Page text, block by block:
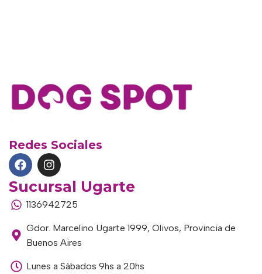
Redes Sociales
Sucursal Ugarte
1136942725
Gdor. Marcelino Ugarte 1999, Olivos, Provincia de
Buenos Aires
Lunes a Sábados 9hs a 20hs